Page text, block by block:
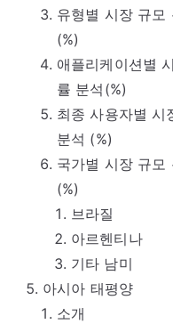
유형별 시장 규모
(%)
애플리케이션별
률 분석(%)
최종 사용자별 시
분석 (%)
국가별 시장 규모
(%)
브라질
아르헨티나
기타 남미
아시아 태평양
소개